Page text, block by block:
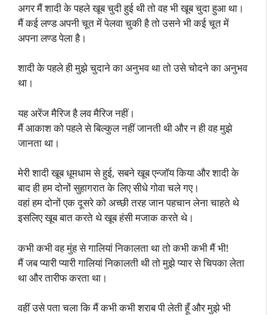
अगर मैं शादी के पहले खूब चुदी हुई थी तो वह भी खूब चुदा हुआ था।
मैं कई लण्ड अपनी चूत में पेलवा चुकी है तो उसने भी कई चूत में
अपना लण्ड पेला है।
शादी के पहले ही मुझे चुदाने का अनुभव था तो उसे चोदने का अनुभव
था।
यह अरेंज मैरिज है लव मैरिज नहीं।
मैं आकाश को पहले से बिल्कुल नहीं जानती थी और न ही वह मुझे
जानता था।
मेरी शादी खूब धूमधाम से हुई, सबने खूब एन्जॉय किया और शादी के
बाद ही हम दोनों सुहागरात के लिए सीधे गोवा चले गए।
वहां हम दोनों एक दूसरे को अच्छी तरह जान पहचान लेना चाहते थे
इसलिए खूब बात करते थे खूब हंसी मजाक करते थे।
कभी कभी वह मुंह से गालियां निकालता था तो कभी कभी मैं भी!
मैं जब प्यारी प्यारी गालियां निकालती थी तो मुझे प्यार से चिपका लेता
था और तारीफ करता था।
वहीं उसे पता चला कि मैं कभी कभी शराब पी लेती हूँ और मुझे भी